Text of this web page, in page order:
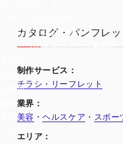
ブランディングデザイン
コピーライティング・記事制作
自動車
ヘルスケア
カタログ・パンフレ
制作サービス：
チラシ・リーフレット
業界：
美容 ・ヘルスケア ・ スポー
エリア：